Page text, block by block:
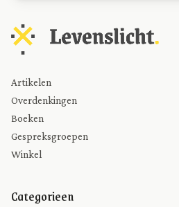
Artikelen
Overdenkingen
Boeken
Gespreksgroepen
Winkel
Categorieen